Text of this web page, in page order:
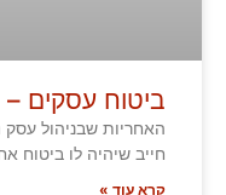
ביטוח עסקים –
האחריות שבניהול
חייב שיהיה לו ביטוח
קרא עוד »